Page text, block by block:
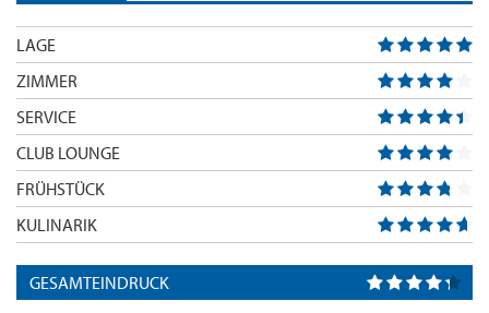
LAGE
ZIMMER
SERVICE
CLUB LOUNGE
FRÜHSTÜCK
KULINARIK
GESAMTEINDRUCK